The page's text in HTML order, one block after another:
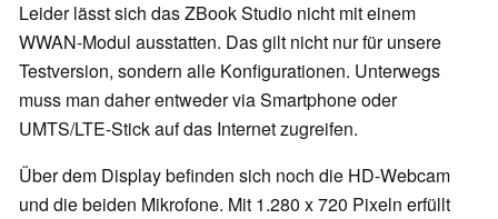
Leider lässt sich das ZBook Studio nicht mit einem
WWAN-Modul ausstatten. Das gilt nicht nur für unsere
Testversion, sondern alle Konfigurationen. Unterwegs
muss man daher entweder via Smartphone oder
UMTS/LTE-Stick auf das Internet zugreifen.
Über dem Display befinden sich noch die HD-Webcam
und die beiden Mikrofone. Mit 1.280 x 720 Pixeln erfüllt